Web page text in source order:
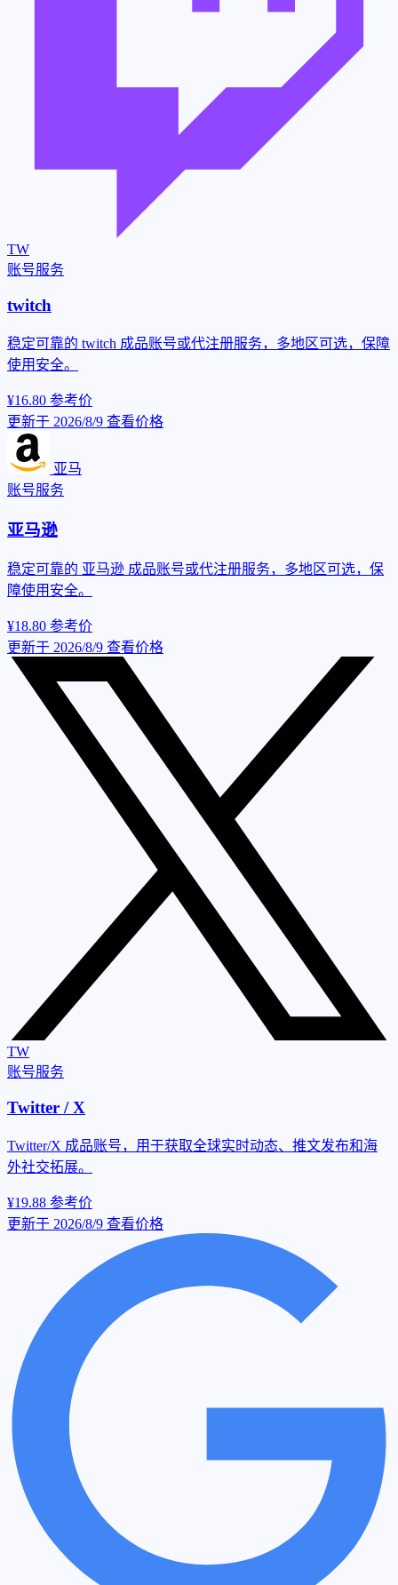
TW
账号服务
twitch
稳定可靠的 twitch 成品账号或代注册服务，多地区可选，保障
使用安全。
¥16.80 参考价
更新于 2026/8/9 查看价格
亚马
账号服务
亚马逊
稳定可靠的 亚马逊 成品账号或代注册服务，多地区可选，保
障使用安全。
¥18.80 参考价
更新于 2026/8/9 查看价格
TW
账号服务
Twitter / X
Twitter/X 成品账号，用于获取全球实时动态、推文发布和海
外社交拓展。
¥19.88 参考价
更新于 2026/8/9 查看价格